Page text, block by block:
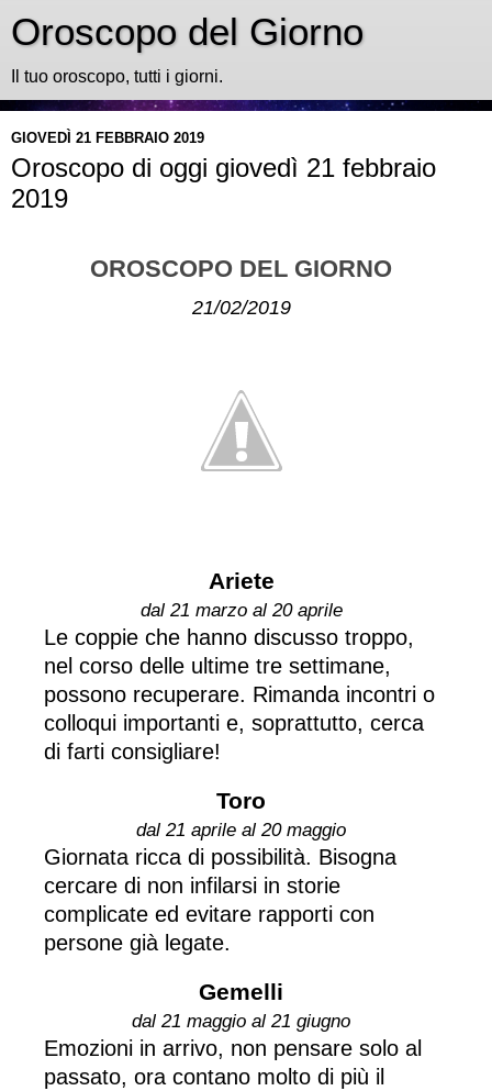
Oroscopo del Giorno
Il tuo oroscopo, tutti i giorni.
GIOVEDÌ 21 FEBBRAIO 2019
Oroscopo di oggi giovedì 21 febbraio
2019
OROSCOPO DEL GIORNO
21/02/2019
Ariete
dal 21 marzo al 20 aprile
Le coppie che hanno discusso troppo,
nel corso delle ultime tre settimane,
possono recuperare. Rimanda incontri o
colloqui importanti e, soprattutto, cerca
di farti consigliare!
Toro
dal 21 aprile al 20 maggio
Giornata ricca di possibilità. Bisogna
cercare di non infilarsi in storie
complicate ed evitare rapporti con
persone già legate.
Gemelli
dal 21 maggio al 21 giugno
Emozioni in arrivo, non pensare solo al
passato, ora contano molto di più il